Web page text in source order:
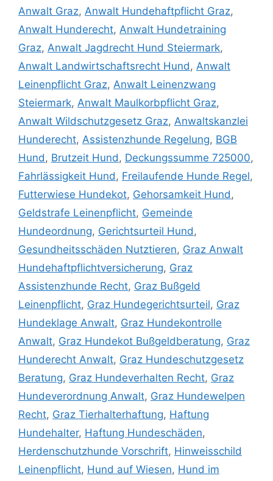
Anwalt Graz, Anwalt Hundehaftpflicht Graz,
Anwalt Hunderecht, Anwalt Hundetraining
Graz, Anwalt Jagdrecht Hund Steiermark,
Anwalt Landwirtschaftsrecht Hund, Anwalt
Leinenpflicht Graz, Anwalt Leinenzwang
Steiermark, Anwalt Maulkorbpflicht Graz,
Anwalt Wildschutzgesetz Graz, Anwaltskanzlei
Hunderecht, Assistenzhunde Regelung, BGB
Hund, Brutzeit Hund, Deckungssumme 725000,
Fahrlässigkeit Hund, Freilaufende Hunde Regel,
Futterwiese Hundekot, Gehorsamkeit Hund,
Geldstrafe Leinenpflicht, Gemeinde
Hundeordnung, Gerichtsurteil Hund,
Gesundheitsschäden Nutztieren, Graz Anwalt
Hundehaftpflichtversicherung, Graz
Assistenzhunde Recht, Graz Bußgeld
Leinenpflicht, Graz Hundegerichtsurteil, Graz
Hundeklage Anwalt, Graz Hundekontrolle
Anwalt, Graz Hundekot Bußgeldberatung, Graz
Hunderecht Anwalt, Graz Hundeschutzgesetz
Beratung, Graz Hundeverhalten Recht, Graz
Hundeverordnung Anwalt, Graz Hundewelpen
Recht, Graz Tierhalterhaftung, Haftung
Hundehalter, Haftung Hundeschäden,
Herdenschutzhunde Vorschrift, Hinweisschild
Leinenpflicht, Hund auf Wiesen, Hund im